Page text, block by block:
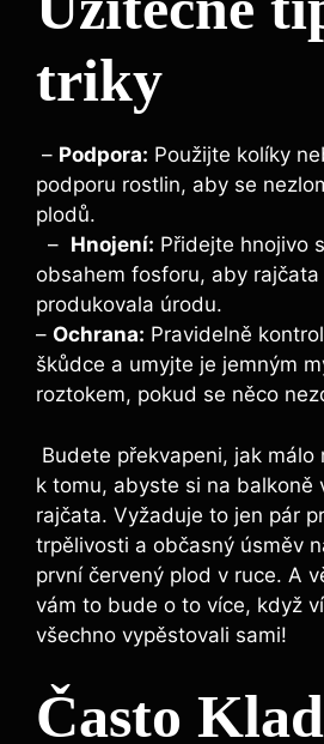
triky
‍ – Podpora: Použijte kolíky
podporu ⁤rostlin, aby​ se‌
plodů.
​ ‍ – ‌ Hnojení: Přidejte hnojivo
obsahem fosforu, aby
produkovala úrodu.
– Ochrana: Pravidelně
škůdce ⁢a umyjte je⁣ jemným
roztokem, ⁣pokud se něco
Budete překvapeni, jak
k tomu, ‌abyste si na balkoně
rajčata.⁣ Vyžaduje to jen pár
trpělivosti a​ občasný úsměv
první červený plod v ruce. ​A
vám to bude o to více,⁤ když
všechno ‍vypěstovali sami! ​
Často